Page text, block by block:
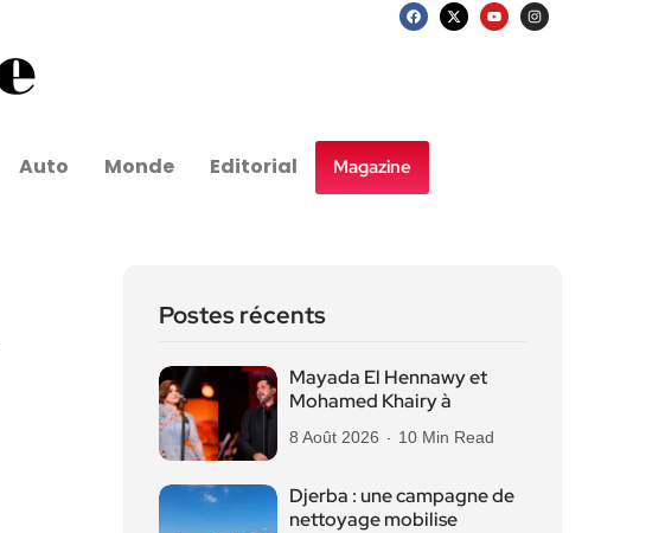
Auto Monde Editorial Magazine
Postes récents
Mayada El Hennawy et
Mohamed Khairy à
8 Août 2026 10 Min Read
Djerba : une campagne de
nettoyage mobilise